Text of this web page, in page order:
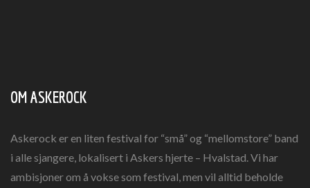
OM ASKEROCK
Askerock er en liten festival for “små” og “mellomstore” band
i alle sjangere, lokalisert i Askers hjerte – Hvalstad. Vi har
ambisjoner om å vokse som festival, men vil alltid beholde